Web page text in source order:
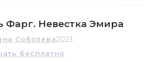
Фарг. Невестка Эмира
Соболева2023
бесплатно